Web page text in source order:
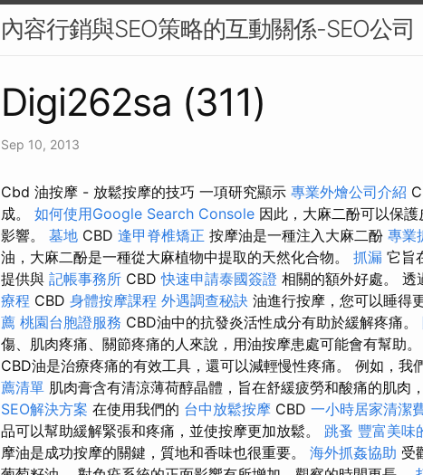
內容行銷與SEO策略的互動關係-SEO公司
Digi262sa (311)
Sep 10, 2013
Cbd 油按摩 - 放鬆按摩的技巧 一項研究顯示 專業外燴公司介紹
成。 如何使用Google Search Console 因此，大麻二酚可以保
影響。 墓地 CBD 逢甲脊椎矯正 按摩油是一種注入大麻二酚 專業
油，大麻二酚是一種從大麻植物中提取的天然化合物。 抓漏 它旨
提供與 記帳事務所 CBD快速申請泰國簽證 相關的額外好處。 透
療程 CBD 身體按摩課程 外遇調查秘訣 油進行按摩，您可以睡得
薦 桃園台胞證服務 CBD油中的抗發炎活性成分有助於緩解疼痛。
傷、肌肉疼痛、關節疼痛的人來說，用油按摩患處可能會有幫助。
CBD油是治療疼痛的有效工具，還可以減輕慢性疼痛。 例如，我
薦清單 肌肉膏含有清涼薄荷醇晶體，旨在舒緩疲勞和酸痛的肌肉
SEO解決方案 在使用我們的 台中放鬆按摩 CBD 一小時居家清潔
品可以幫助緩解緊張和疼痛，並使按摩更加放鬆。 跳蚤 豐富美味
摩油是成功按摩的關鍵，質地和香味也很重要。 海外抓姦協助 受